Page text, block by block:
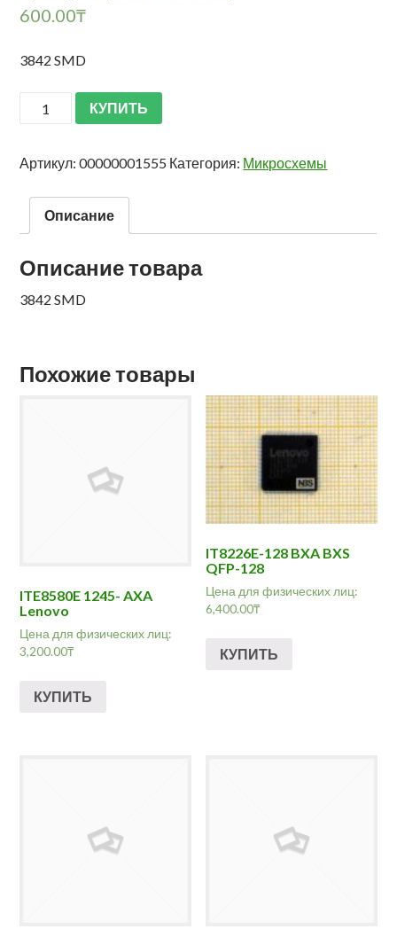
600.00₸
3842 SMD
КУПИТЬ
Артикул:00000001555 Категория: Микросхемы
Описание
Описание товара
3842 SMD
Похожие товары
ITE8580E 1245- AXA
Lenovo
Цена для физических лиц:
3,200.00₸
КУПИТЬ
IT8226E-128 BXA BXS
QFP-128
Цена для физических лиц:
6,400.00₸
КУПИТЬ